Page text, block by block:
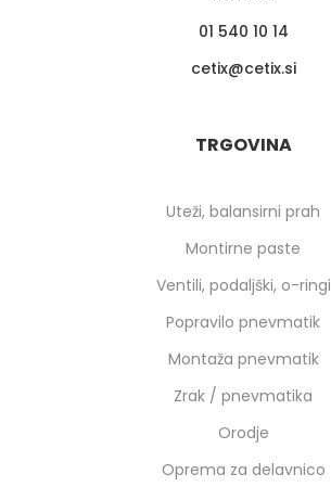
01 540 10 14
cetix
cetix.si
TRGOVINA
Uteži, balansirni prah
Montirne paste
Ventili, podaljški, o-ringi
Popravilo pnevmatik
Montaža pnevmatik
Zrak / pnevmatika
Orodje
Oprema za delavnico